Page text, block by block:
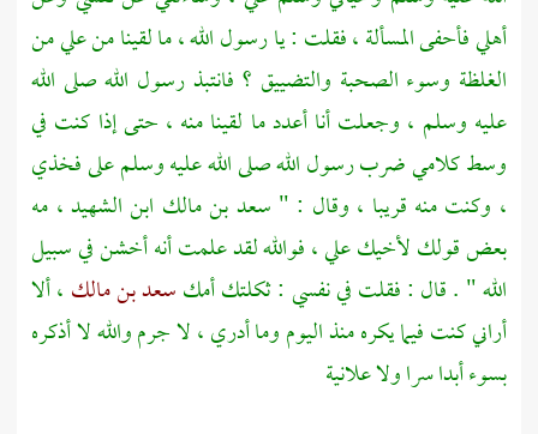
أهلي فأحفى المسألة ، فقلت : يا رسول الله ، ما لقينا منعليمن
الغلظة وسوء الصحبة والتضييق ؟ فانتبذ رسول الله صلى الله
عليه وسلم ، وجعلت أنا أعدد ما لقينا منه ، حتى إذا كنت في
وسط كلامي ضرب رسول الله صلى الله عليه وسلم على فخذي
، وكنت منه قريبا ، وقال : " سعد بن مالك ابن الشهيد، مه
بعض قولك لأخيكعلي، فوالله لقد علمت أنه أخشن في سبيل
الله " . قال : فقلت في نفسي : ثكلتك أمكسعد بن مالك ، ألا
أراني كنت فيما يكره منذ اليوم وما أدري ، لا جرم والله لا أذكره
بسوء أبدا سرا ولا علانية